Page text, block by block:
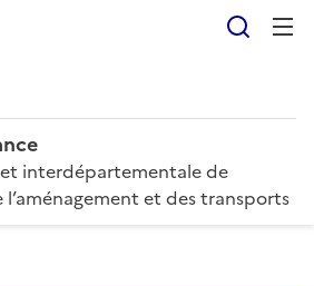
interdépartementale de
l’aménagement et des transports